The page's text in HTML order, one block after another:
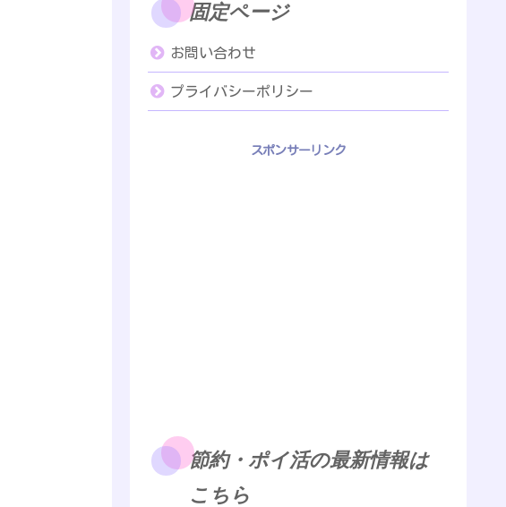
固定ページ
お問い合わせ
プライバシーポリシー
スポンサーリンク
節約・ポイ活の最新情報は
こちら